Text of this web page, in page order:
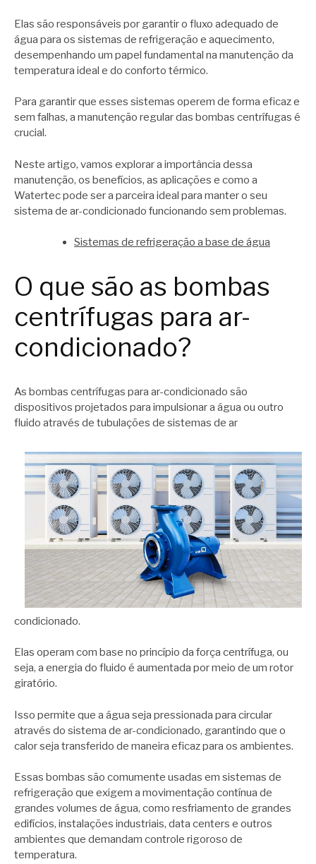
Elas são responsáveis por garantir o fluxo adequado de
água para os sistemas de refrigeração e aquecimento,
desempenhando um papel fundamental na manutenção da
temperatura ideal e do conforto térmico.
Para garantir que esses sistemas operem de forma eficaz e
sem falhas, a manutenção regular das bombas centrífugas é
crucial.
Neste artigo, vamos explorar a importância dessa
manutenção, os benefícios, as aplicações e como a
Watertec pode ser a parceira ideal para manter o seu
sistema de ar-condicionado funcionando sem problemas.
Sistemas de refrigeração a base de água
O que são as bombas
centrífugas para ar-
condicionado?
As bombas centrífugas para ar-condicionado são
dispositivos projetados para impulsionar a água ou outro
fluido através de tubulações de sistemas de ar
condicionado.
Elas operam com base no princípio da força centrífuga, ou
seja, a energia do fluido é aumentada por meio de um rotor
giratório.
Isso permite que a água seja pressionada para circular
através do sistema de ar-condicionado, garantindo que o
calor seja transferido de maneira eficaz para os ambientes.
Essas bombas são comumente usadas em sistemas de
refrigeração que exigem a movimentação contínua de
grandes volumes de água, como resfriamento de grandes
edifícios, instalações industriais, data centers e outros
ambientes que demandam controle rigoroso de
temperatura.